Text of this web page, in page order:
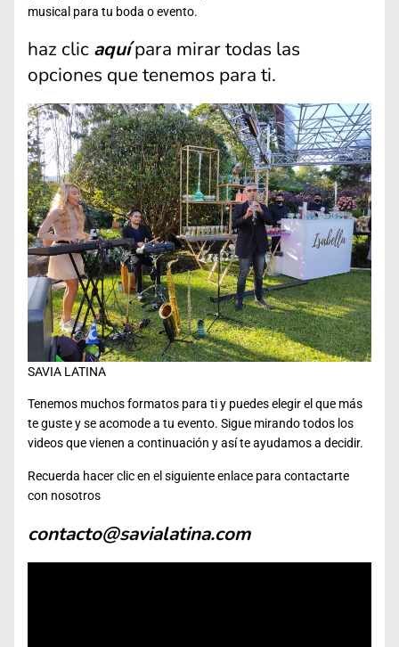
musical para tu boda o evento.
haz clic aquí para mirar todas las
opciones que tenemos para ti.
SAVIA LATINA
Tenemos muchos formatos para ti y puedes elegir el que más
te guste y se acomode a tu evento. Sigue mirando todos los
videos que vienen a continuación y así te ayudamos a decidir.
Recuerda hacer clic en el siguiente enlace para contactarte
con nosotros
contacto@savialatina.com